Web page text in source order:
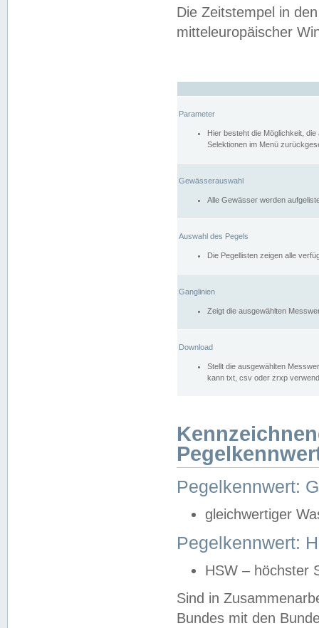
Die Zeitstempel in
mitteleuropäischer
Parameter
Hier besteht die Möglichkeit,
Selektionen im Menü
Gewässerauswahl
Alle Gewässer werden
Auswahl des Pegels
Die Pegellisten zeigen alle
Ganglinien
Zeigt die ausgewählten
Download
Stellt die ausgewählten
kann txt, csv oder zrxp
Pegelkennwert:
gleichwertiger
Pegelkennwert:
HSW – höchster
Sind in
Bundes mit den